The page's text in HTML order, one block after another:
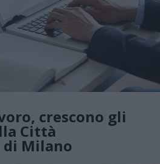
crescono gli
Città
Milano